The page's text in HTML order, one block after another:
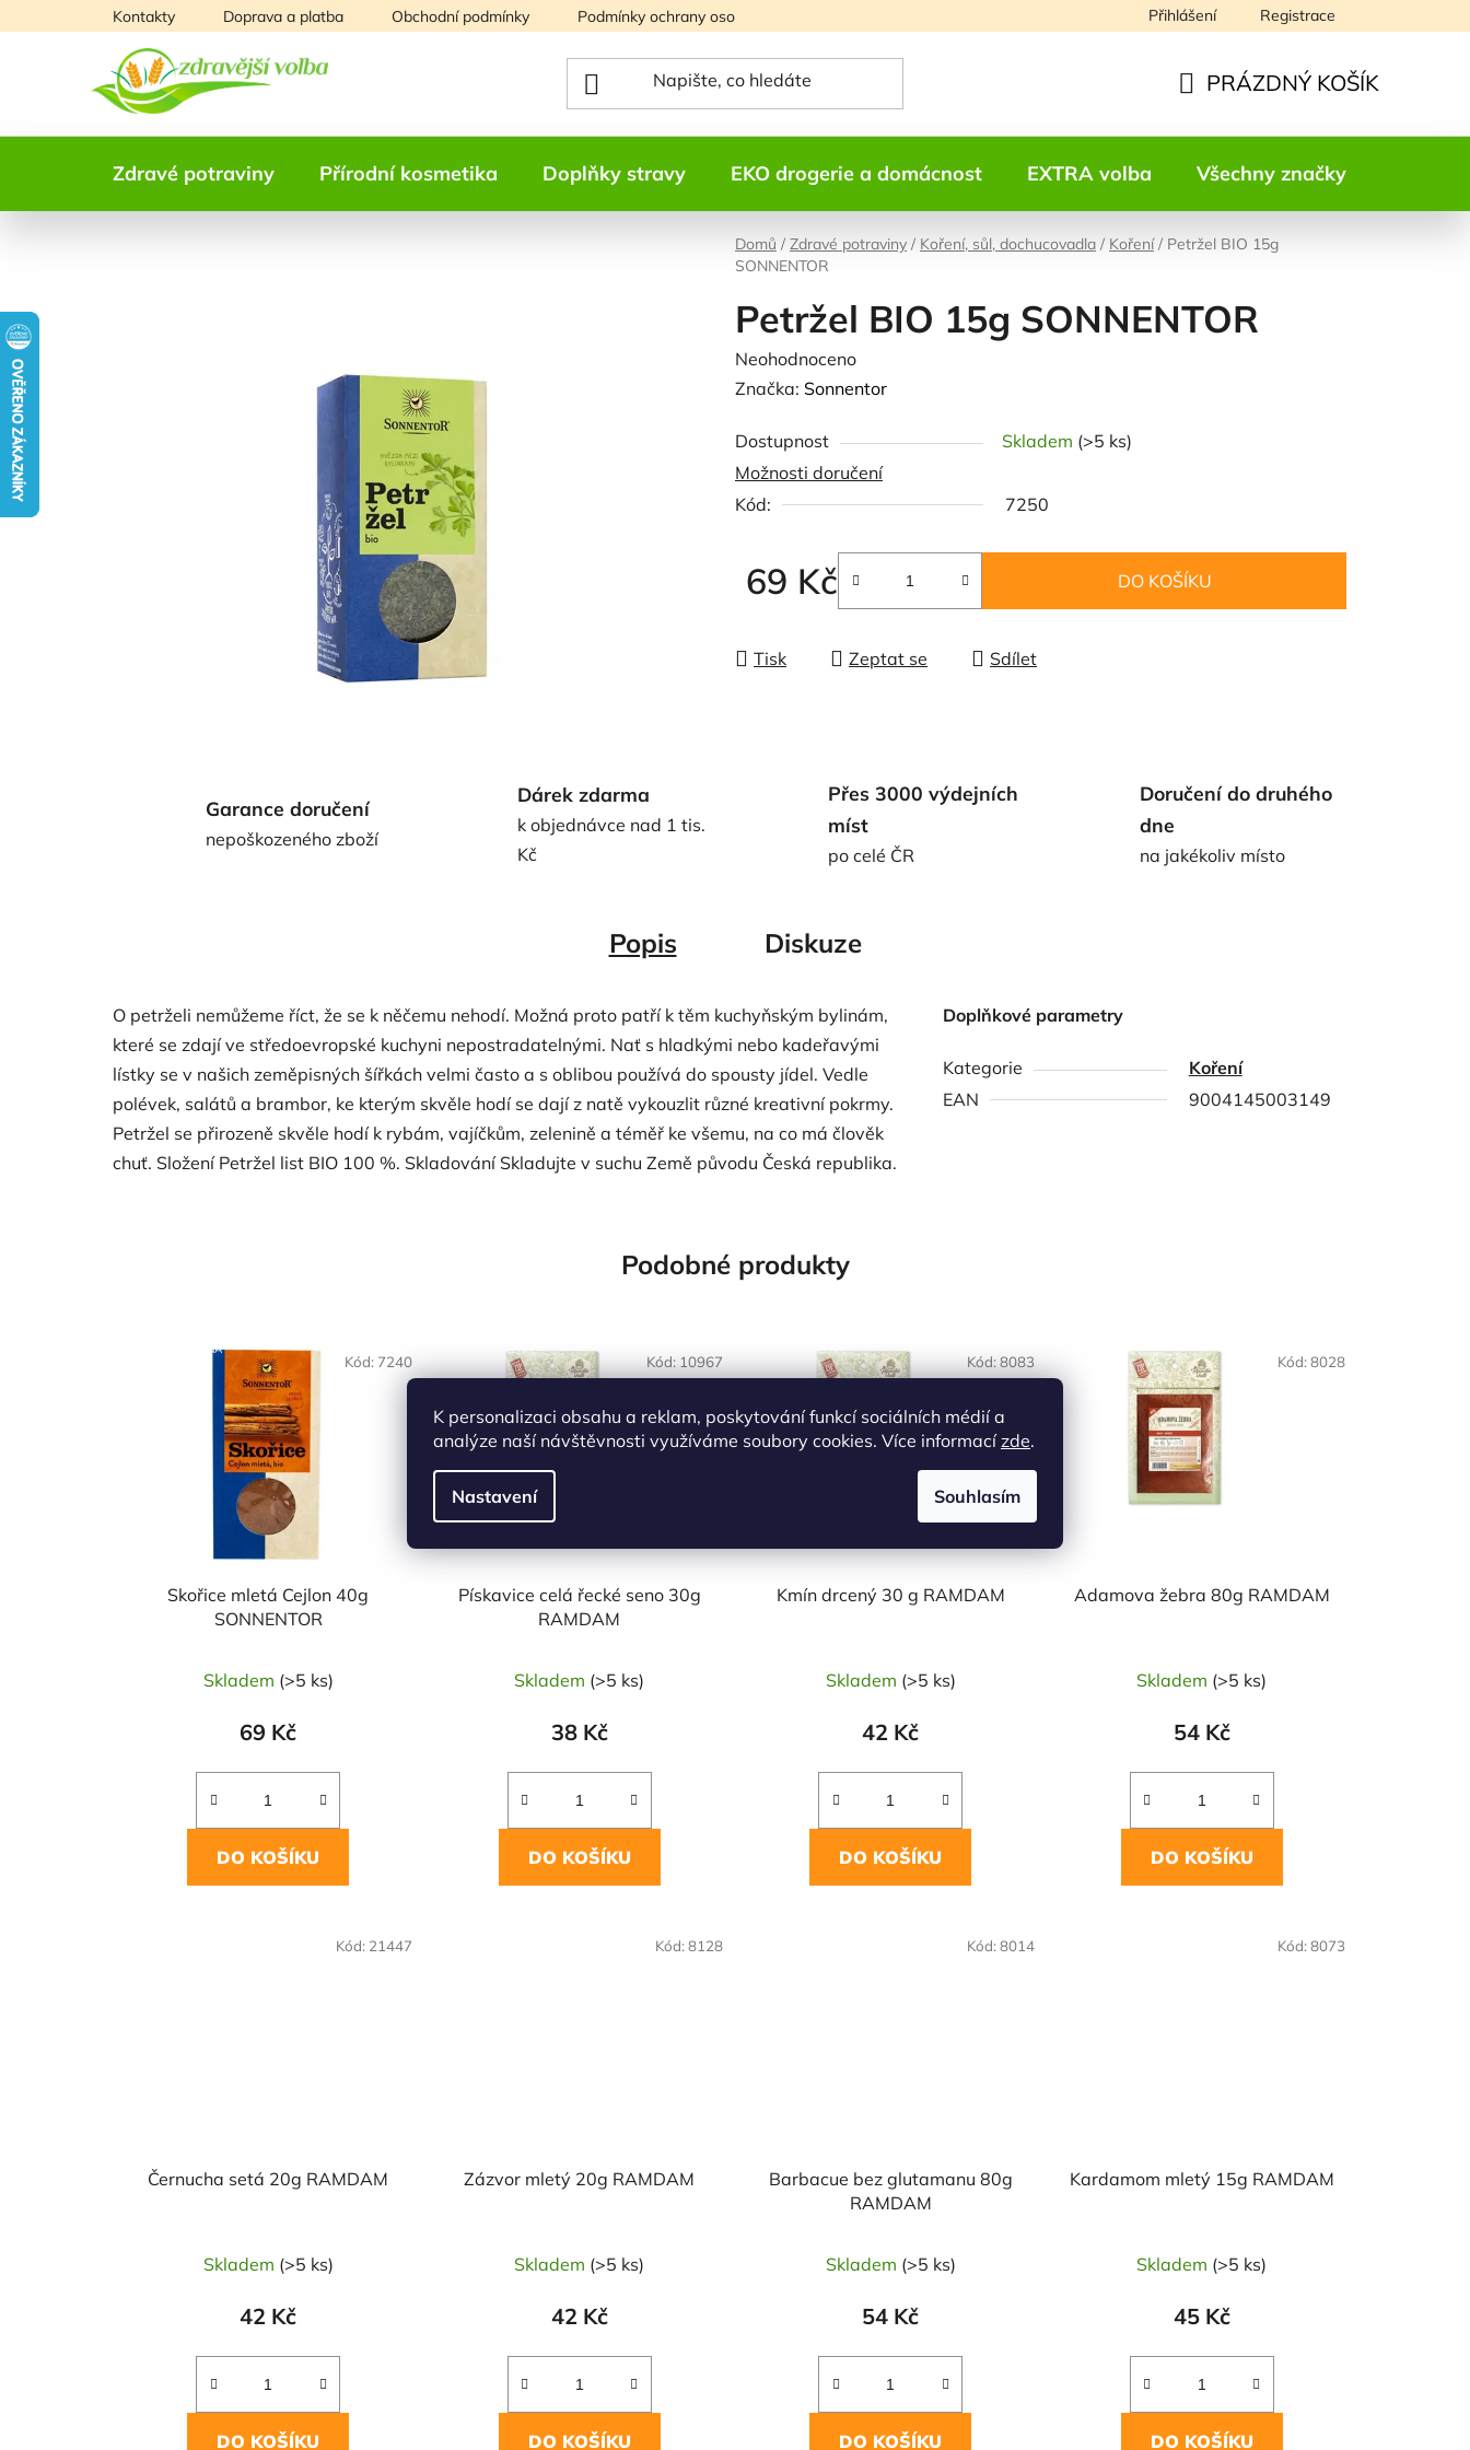
K personalizaci obsahu a reklam, poskytování funkcí sociálních médií a
analýze naší návštěvnosti využíváme soubory cookies. Více informacízde.
Nastavení Souhlasím
na
Kontakty Doprava a platba Obchodní podmínky Podmínky ochrany osobních údajů Přihlášení Registrace
KOŠÍK
PRÁZDNÝ KOŠÍK
Zdravé potraviny Přírodní kosmetika Doplňky stravy EKO drogerie a domácnost EXTRA volba Všechny značky
Domů / Zdravé potraviny / Koření, sůl, dochucovadla / Koření / Petržel BIO 15g
SONNENTOR
Petržel BIO 15g SONNENTOR
Průměrné
hodnocení
je
0,0
z
hvězdiček.
Neohodnoceno
Značka: Sonnentor
Dostupnost Skladem (>5 ks)
Možnosti doručení
Kód:
7250
69 Kč
Měrná cena:
DO KOŠÍKU
Tisk Zeptat se Sdílet
Garance doručení
nepoškozeného zboží
Dárek zdarma
k objednávce nad 1 tis.
Kč
Přes 3000 výdejních
míst
po celé ČR
Doručení do druhého
dne
na jakékoliv místo
Popis Diskuze
O petrželi nemůžeme říct, že se k něčemu nehodí. Možná proto patří k těm kuchyňským bylinám,
které se zdají ve středoevropské kuchyni nepostradatelnými. Nať s hladkými nebo kadeřavými
lístky se v našich zeměpisných šířkách velmi často a s oblibou používá do spousty jídel. Vedle
polévek, salátů a brambor, ke kterým skvěle hodí se dají z natě vykouzlit různé kreativní pokrmy.
Petržel se přirozeně skvěle hodí k rybám, vajíčkům, zelenině a téměř ke všemu, na co má člověk
chuť. Složení Petržel list BIO 100 %. Skladování Skladujte v suchu Země původu Česká republika.
Doplňkové parametry
Kategorie
Koření
EAN
9004145003149
Podobné produkty
NAŠE OVĚŘENÁ
Skořice mletá Cejlon 40g
SONNENTOR
Skladem (>5 ks)
69 Kč
DO KOŠÍKU
Kód: 7240
NAŠE OVĚŘENÁ
VOLBA
Pískavice celá řecké seno 30g
RAMDAM
Skladem (>5 ks)
38 Kč
DO KOŠÍKU
Kód: 10967
NAŠE OVĚŘENÁ
VOLBA
Kmín drcený 30 g RAMDAM
Skladem (>5 ks)
42 Kč
DO KOŠÍKU
Kód:8083
Adamova žebra 80g RAMDAM
Skladem (>5 ks)
54 Kč
DO KOŠÍKU
Kód: 8028
Černucha setá 20g RAMDAM
Skladem (>5 ks)
42 Kč
DO KOŠÍKU
Kód: 21447
Zázvor mletý 20g RAMDAM
Skladem (>5 ks)
42 Kč
DO KOŠÍKU
Kód: 8128
Barbacue bez glutamanu 80g
RAMDAM
Skladem (>5 ks)
54 Kč
DO KOŠÍKU
Kód: 8014
Kardamom mletý 15g RAMDAM
Skladem (>5 ks)
45 Kč
DO KOŠÍKU
Kód: 8073